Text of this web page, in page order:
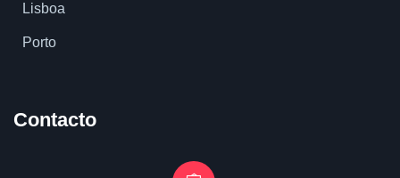
Lisboa
Porto
Contacto